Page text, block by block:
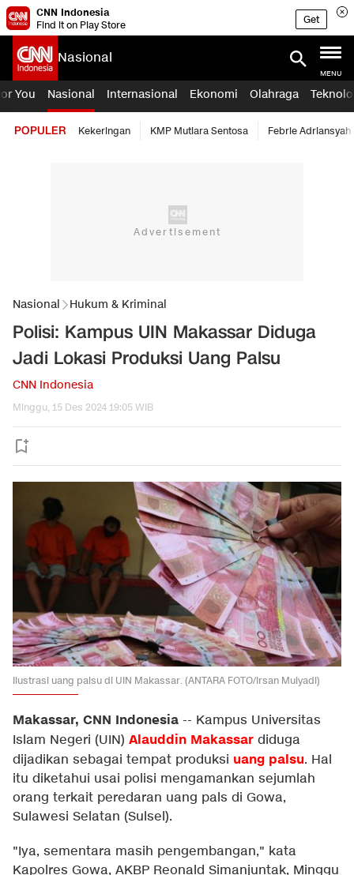
CNN Indonesia
Find it on Play Store
Get
Nasional
MENU
You Nasional Internasional Ekonomi Olahraga
POPULER Kekeringan KMP Mutiara Sentosa Febrie Adriansyah
Nasional Hukum & Kriminal
Polisi: Kampus UIN Makassar Diduga
Jadi Lokasi Produksi Uang Palsu
CNN Indonesia
Minggu, 15 Des 2024 19:05 WIB
Ilustrasi uang palsu di UIN Makassar. (ANTARA FOTO/Irsan Mulyadi)
Makassar, CNN Indonesia -- Kampus Universitas
Islam Negeri (UIN) Alauddin Makassar diduga
dijadikan sebagai tempat produksi uang palsu. Hal
itu diketahui usai polisi mengamankan sejumlah
orang terkait peredaran uang pals di Gowa,
Sulawesi Selatan (Sulsel).
"Iya, sementara masih pengembangan," kata
Kapolres Gowa, AKBP Reonald Simanjuntak, Minggu